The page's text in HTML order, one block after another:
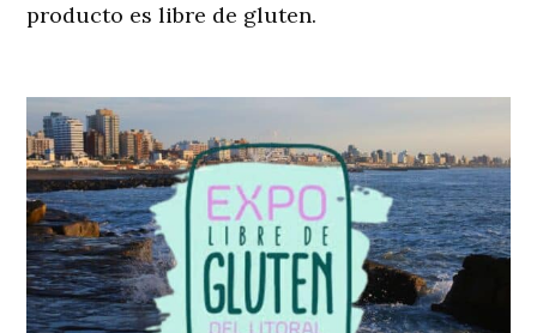
producto es libre de gluten.